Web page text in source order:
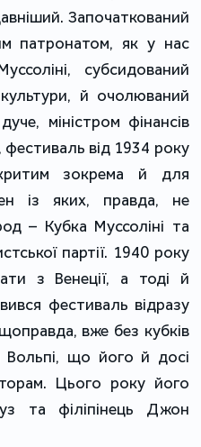
Започаткований
патронатом, як у нас
субсидований
й очолюваний
міністром фінансів
від 1934 року
зокрема й для
із яких, правда, не
– Кубка Муссоліні та
партії. 1940 року
з Венеції, а тоді й
фестиваль відразу
вже без кубків
Вольпі, що його й досі
Цього року його
та філіпінець Джон